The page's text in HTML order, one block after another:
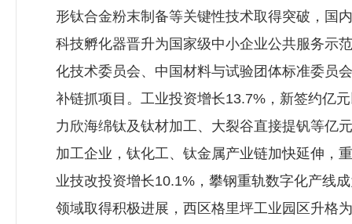
形钛合金粉末制备等关键性技术取得突破，国
科技孵化器晋升为国家级中小企业公共服务示
化技术委员会、中国材料与试验团体标准委员
补链抓项目。工业投资增长13.7%，新签约亿
力欣海绵钛及钛材加工、大裂谷直接提钒等亿
加工企业，钛化工、钛金属产业链加快延伸，
业技改投资增长10.1%，攀钢重轨数字化产线
领域取得积极进展，西区格里坪工业园区升格